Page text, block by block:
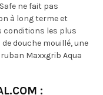
ne fait pas
à long terme et
conditions les plus
douche mouillé, une
Maxxgrib Aqua
: